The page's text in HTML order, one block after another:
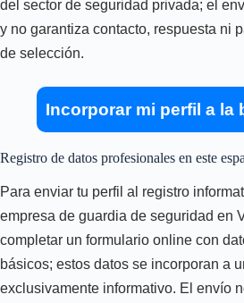
del sector de seguridad privada; el
y no garantiza contacto, respuesta ni
de selección.
Incorporar mi perfil a la
Registro de datos profesionales en este
Para enviar tu perfil al registro
empresa de guardia de seguridad en
completar un formulario online con
básicos; estos datos se incorporan a
exclusivamente informativo. El envío